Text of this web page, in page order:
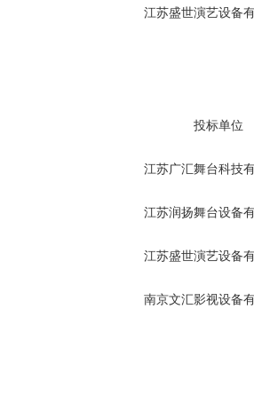
江苏盛世演艺设备
投标单位
江苏广汇舞台科技
江苏润扬舞台设备
江苏盛世演艺设备
南京文汇影视设备